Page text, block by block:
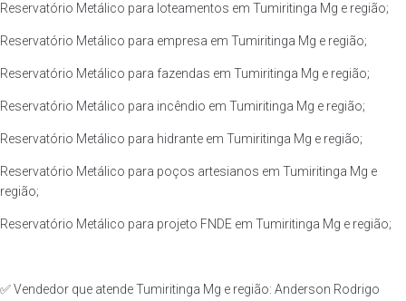
Reservatório Metálico para loteamentos em Tumiritinga Mg e região;
Reservatório Metálico para empresa em Tumiritinga Mg e região;
Reservatório Metálico para fazendas em Tumiritinga Mg e região;
Reservatório Metálico para incêndio em Tumiritinga Mg e região;
Reservatório Metálico para hidrante em Tumiritinga Mg e região;
Reservatório Metálico para poços artesianos em Tumiritinga Mg e
região;
Reservatório Metálico para projeto FNDE em Tumiritinga Mg e região;
✅ Vendedor que atende Tumiritinga Mg e região: Anderson Rodrigo